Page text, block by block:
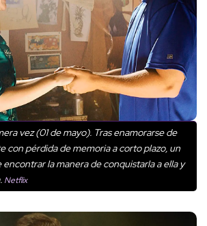
vez (01 de mayo). Tras enamorarse de
con pérdida de memoria a corto plazo, un
la manera de conquistarla a ella y
Netflix